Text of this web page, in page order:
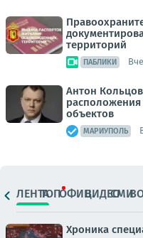
территорий
ПАБЛИКИ
Антон
объектов
МАРИУПОЛЬ
ЛЕНТАТОПОФИЦ.ВИДЕОСМИ
Хроника